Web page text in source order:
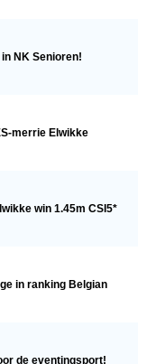
NK Senioren!
merrie Elwikke
win 1.45m CSI5*
in ranking Belgian
de eventingsport!